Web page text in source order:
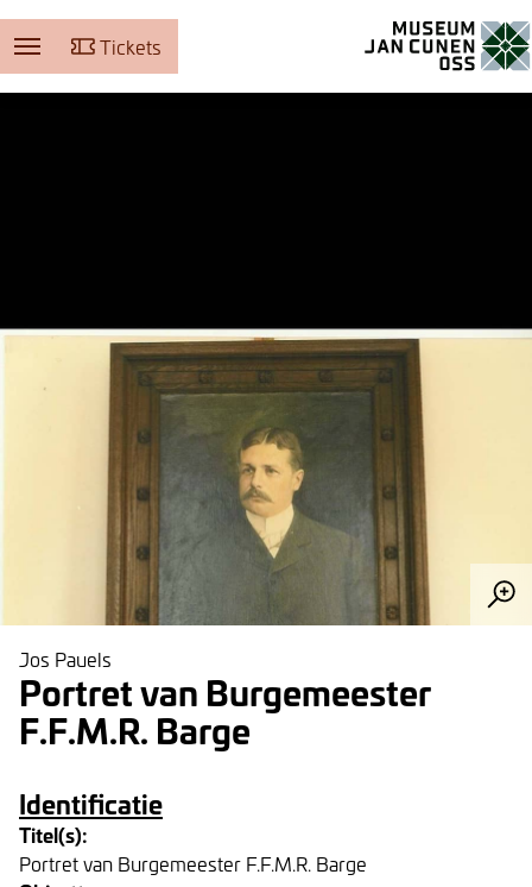
Tickets
Jos Pauels
Portret van Burgemeester
F.F.M.R. Barge
Identificatie
Titel(s):
Portret van Burgemeester F.F.M.R. Barge